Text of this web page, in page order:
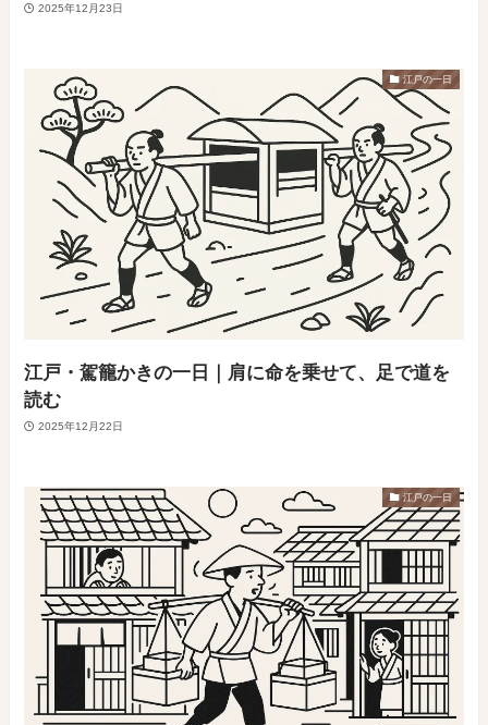
2025年12月23日
江戸の一日
江戸・駕籠かきの一日｜肩に命を乗せて、足で道を
読む
2025年12月22日
江戸の一日